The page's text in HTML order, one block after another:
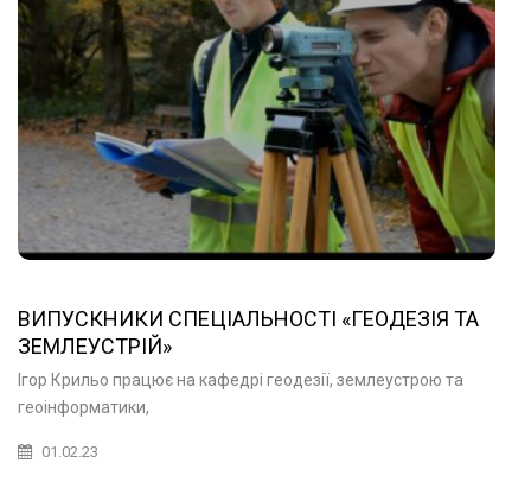
ВИПУСКНИКИ СПЕЦІАЛЬНОСТІ «ГЕОДЕЗІЯ ТА
ЗЕМЛЕУСТРІЙ»
Ігор Крильо працює на кафедрі геодезії, землеустрою та
геоінформатики,
01.02.23